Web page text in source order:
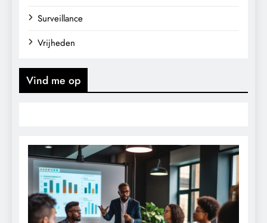
Surveillance
Vrijheden
Vind me op